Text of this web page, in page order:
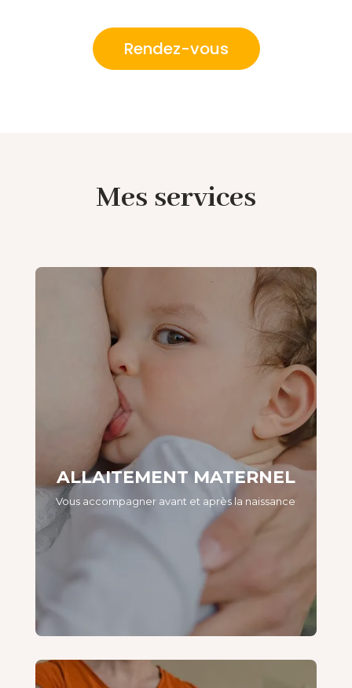
Rendez-vous
Mes services
ALLAITEMENT MATERNEL
Vous accompagner avant et après la naissance